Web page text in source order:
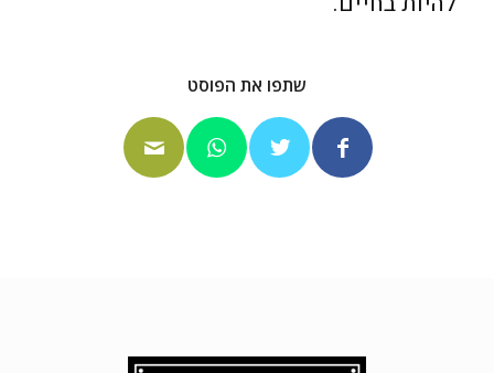
שתפו את הפוסט